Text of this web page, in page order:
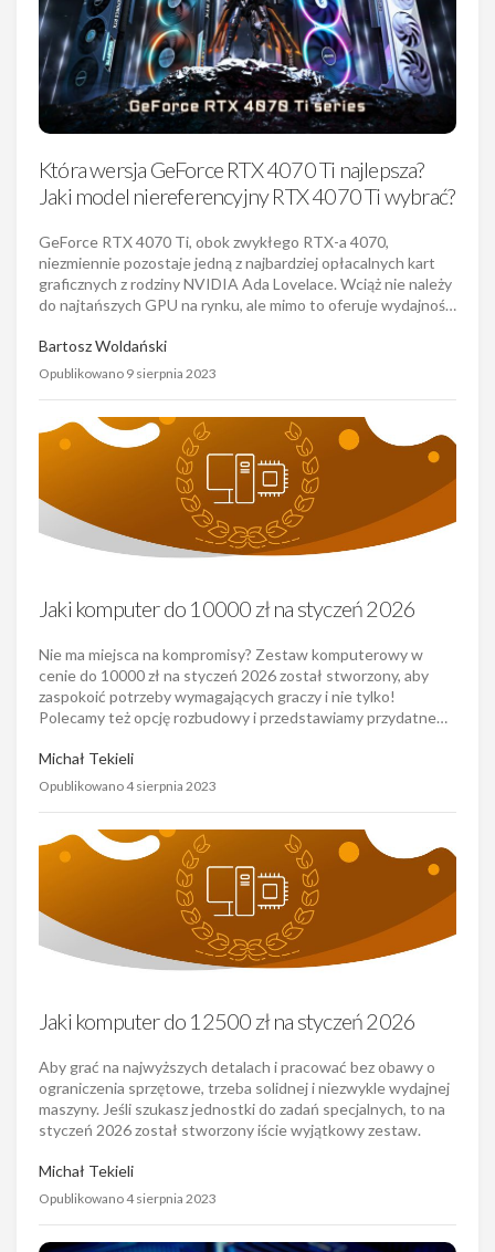
Która wersja GeForce RTX 4070 Ti najlepsza?
Jaki model niereferencyjny RTX 4070 Ti wybrać?
GeForce RTX 4070 Ti, obok zwykłego RTX-a 4070,
niezmiennie pozostaje jedną z najbardziej opłacalnych kart
graficznych z rodziny NVIDIA Ada Lovelace. Wciąż nie należy
do najtańszych GPU na rynku, ale mimo to oferuje wydajnoś…
Bartosz Woldański
Opublikowano 9 sierpnia 2023
Jaki komputer do 10000 zł na styczeń 2026
Nie ma miejsca na kompromisy? Zestaw komputerowy w
cenie do 10000 zł na styczeń 2026 został stworzony, aby
zaspokoić potrzeby wymagających graczy i nie tylko!
Polecamy też opcję rozbudowy i przedstawiamy przydatne…
Michał Tekieli
Opublikowano 4 sierpnia 2023
Jaki komputer do 12500 zł na styczeń 2026
Aby grać na najwyższych detalach i pracować bez obawy o
ograniczenia sprzętowe, trzeba solidnej i niezwykle wydajnej
maszyny. Jeśli szukasz jednostki do zadań specjalnych, to na
styczeń 2026 został stworzony iście wyjątkowy zestaw.
Michał Tekieli
Opublikowano 4 sierpnia 2023